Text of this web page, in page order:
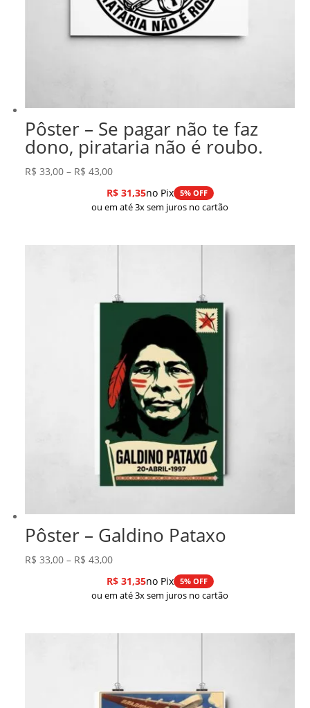
Pôster – Se pagar não te faz
dono, pirataria não é roubo.
R$ 33,00 – R$ 43,00Faixa
de
preço:
através
R$31,35no Pix 5% OFF
ou em até 3x sem juros no cartão
Pôster – Galdino Pataxo
R$ 33,00 – R$ 43,00Faixa
de
preço:
através
R$31,35no Pix 5% OFF
ou em até 3x sem juros no cartão